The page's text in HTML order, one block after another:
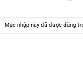
Mục nhập này đã được đăng